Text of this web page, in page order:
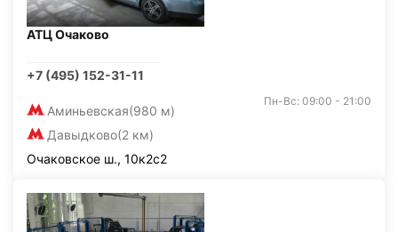
АТЦ Очаково
+7 (495) 152-31-11
Аминьевская(980 м)
Давыдково(2 км)
Пн-Вс: 09:00 - 21:00
Очаковское ш., 10к2с2